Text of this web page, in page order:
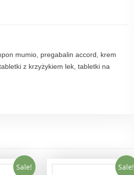
mumio, pregabalin accord, krem
z krzyżykiem lek, tabletki na
Sale! Sale!